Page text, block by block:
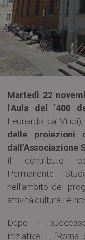
Martedì 22
l’Aula del ‘400
Leonardo da
delle proiezioni
dall’Associazione
il contributo
Permanente
nell’ambito del
attività culturali e
Dopo il
iniziative –